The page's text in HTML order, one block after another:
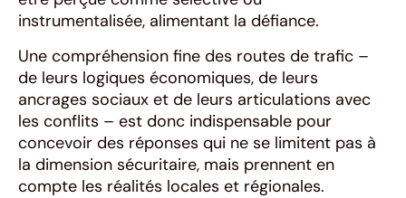
instrumentalisée, alimentant la défiance.
Une compréhension fine des routes de trafic –
de leurs logiques économiques, de leurs
ancrages sociaux et de leurs articulations avec
les conflits – est donc indispensable pour
concevoir des réponses qui ne se limitent pas à
la dimension sécuritaire, mais prennent en
compte les réalités locales et régionales.